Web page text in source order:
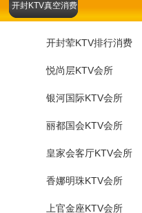
开封KTV真空消费
开封荤KTV排行消费
悦尚层KTV会所
银河国际KTV会所
丽都国会KTV会所
皇家会客厅KTV会所
香娜明珠KTV会所
上官金座KTV会所